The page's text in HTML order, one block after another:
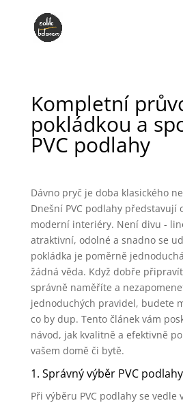
Kompletní
pokládkou a
PVC podlahy
Dávno pryč je doba klasického
Dnešní PVC podlahy
moderní interiéry. Není divu -
atraktivní, odolné a snadno se
pokládka je poměrně
žádná věda. Když dobře
správně naměříte a
jednoduchých pravidel, budete
co by dup. Tento článek vám
návod, jak kvalitně a efektivně
vašem domě či bytě.
1. Správný výběr PVC podlahy
Při výběru PVC podlahy se vedle